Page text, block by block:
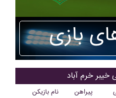
بازی
خيبر خرم آباد
نام بازیکن پیراهن